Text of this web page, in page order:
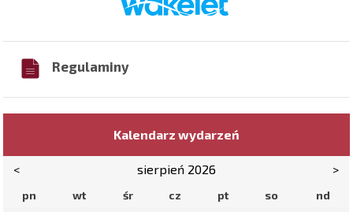
Regulaminy
Kalendarz wydarzeń
< sierpień 2026 >
pn wt śr cz pt so
nd